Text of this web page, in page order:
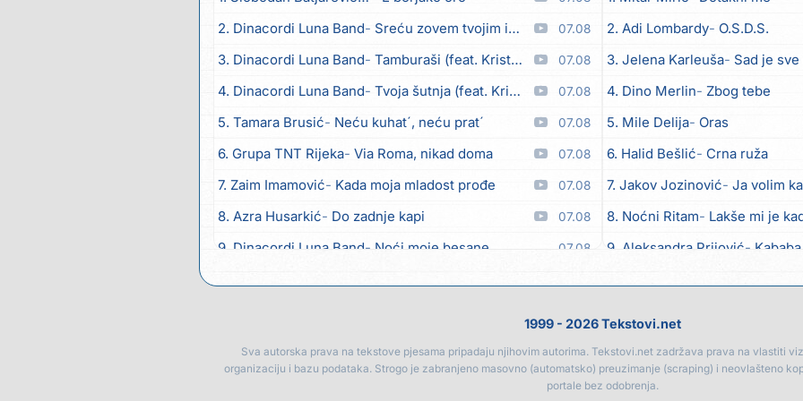
2. Dinacordi Luna Band Sreću zovem tvojim imenom (feat. Kristina Smetko) 07.08
3. Dinacordi Luna Band Tamburaši (feat. Kristina Smetko) 07.08
4. Dinacordi Luna Band Tvoja šutnja (feat. Kristina Smetko) 07.08
5. Tamara Brusić Neću kuhat´, neću prat´ 07.08
6. Grupa TNT Rijeka Via Roma, nikad doma 07.08
7. Zaim Imamović Kada moja mladost prođe 07.08
8. Azra Husarkić Do zadnje kapi 07.08
9. Dinacordi Luna Band Noći moje besane 07.08
13. Severina Pozovi me ti (Anksiozna) 06.08
2. Adi Lombardy O.S.D.S.
3. Jelena Karleuša Sad je sve
4. Dino Merlin Zbog tebe
5. Mile Delija Oras
6. Halid Bešlić Crna ruža
7. Jakov Jozinović Ja volim
8. Noćni Ritam Lakše mi je
9. Aleksandra Prijović Kababa
13. Noćni Ritam Rekla si mi
1999 - 2026 Tekstovi.net
Sva autorska prava na tekstove pjesama pripadaju njihovim autorima. Tekstovi.net zadržava prava na vlastiti
organizaciju i bazu podataka. Strogo je zabranjeno masovno (automatsko) preuzimanje (scraping) i neovlašteno
portale bez odobrenja.